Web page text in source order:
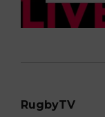
RugbyTV